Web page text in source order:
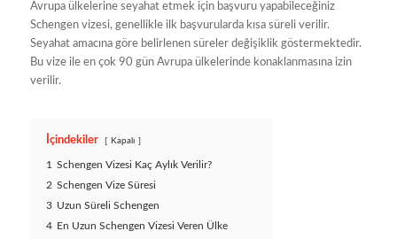
Avrupa ülkelerine seyahat etmek için başvuru yapabileceğiniz
Schengen vizesi, genellikle ilk başvurularda kısa süreli verilir.
Seyahat amacına göre belirlenen süreler değişiklik göstermektedir.
Bu vize ile en çok 90 gün Avrupa ülkelerinde konaklanmasına izin
verilir.
İçindekiler Kapalı
1 Schengen Vizesi Kaç Aylık Verilir?
2 Schengen Vize Süresi
3 Uzun Süreli Schengen
4 En Uzun Schengen Vizesi Veren Ülke